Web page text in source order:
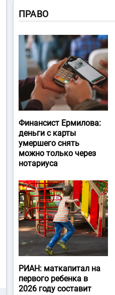
ПРАВО
Финансист Ермилова:
деньги с карты
умершего снять
можно только через
нотариуса
РИАН: маткапитал на
первого ребенка в
2026 году составит